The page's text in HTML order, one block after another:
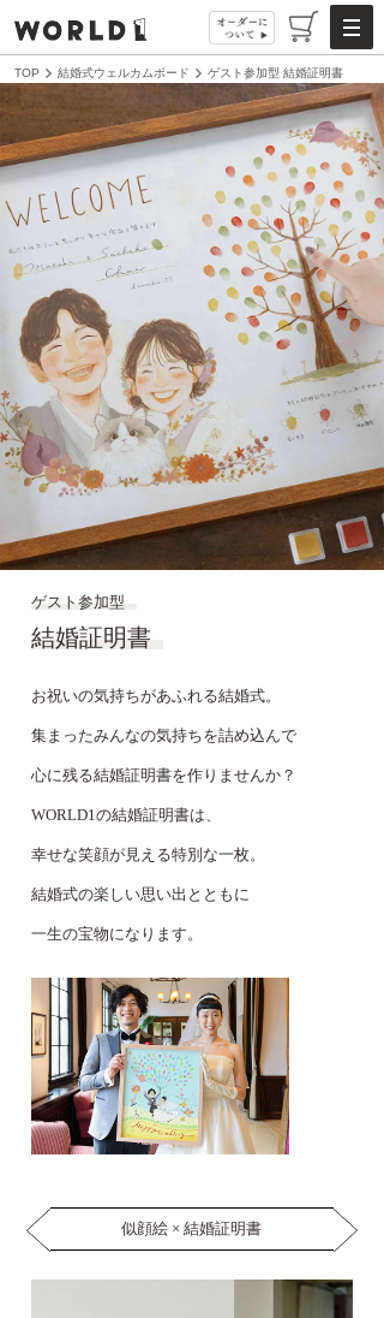
TOP 結婚式ウェルカムボード ゲスト参加型 結婚証明書
ゲスト参加型
結婚証明書
お祝いの気持ちがあふれる結婚式。
集まったみんなの気持ちを詰め込んで
心に残る結婚証明書を作りませんか？
WORLD1の結婚証明書は、
幸せな笑顔が見える特別な一枚。
結婚式の楽しい思い出とともに
一生の宝物になります。
似顔絵 × 結婚証明書